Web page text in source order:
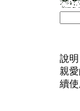
說明
親
續使